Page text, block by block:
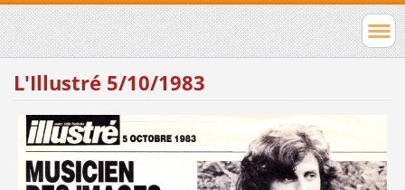
L'Illustré 5/10/1983